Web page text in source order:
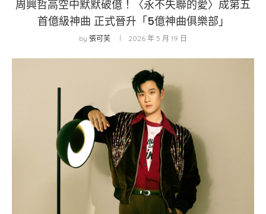
周興哲高空中默默破億！〈永不失聯的愛〉成第五
首億級神曲 正式晉升「5億神曲俱樂部」
by 張可芙 2026 年 5 月 19 日